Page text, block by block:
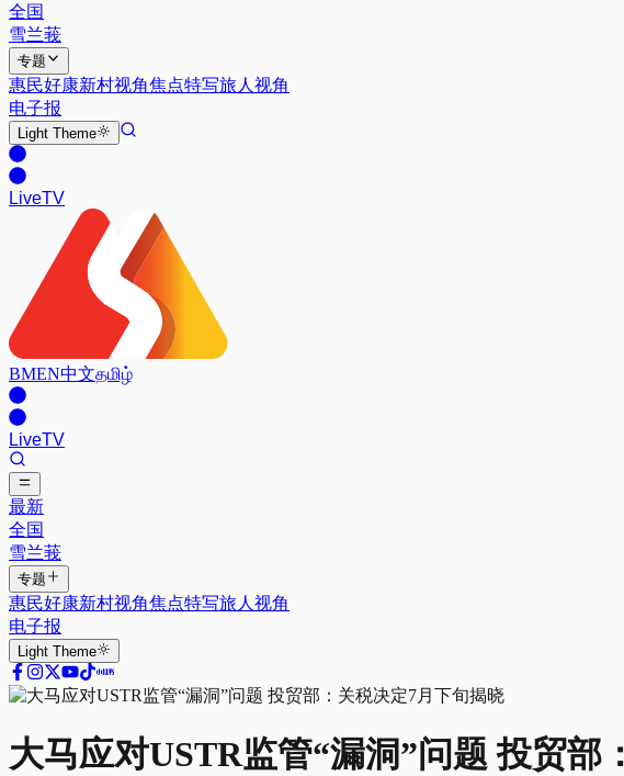
全国
雪兰莪
专题
惠民好康新村视角焦点特写旅人视角
电子报
Light Theme
LiveTV
BMEN中文தமிழ்
LiveTV
最新
全国
雪兰莪
专题
惠民好康新村视角焦点特写旅人视角
电子报
Light Theme
大马应对USTR监管“漏洞”问题 投贸部